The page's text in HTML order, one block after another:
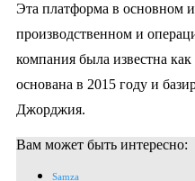
Эта платформа в основном
производственном и
компания была известна
основана в 2015 году и
Джорджия.
Вам может быть интересно:
Samza